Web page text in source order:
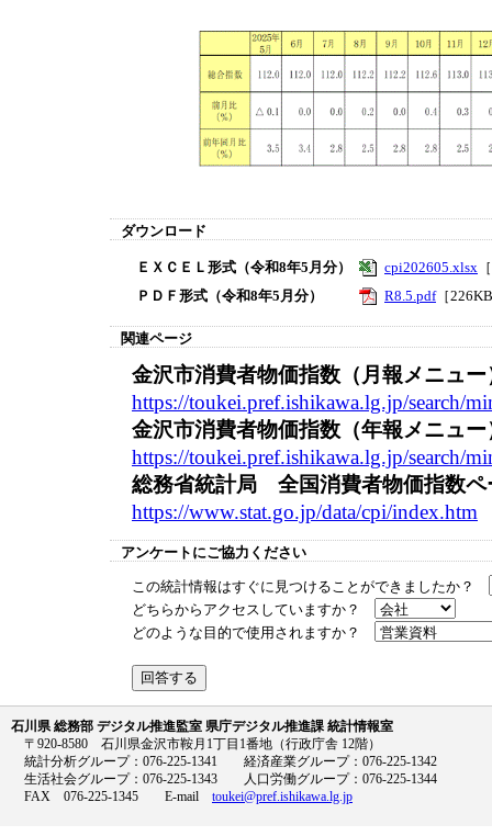
ダウンロード
ＥＸＣＥＬ形式（令和8年5月分） cpi202605.xlsx
ＰＤＦ形式（令和8年5月分）
R8.5.pdf［
関連ページ
金沢市消費者物価指数（月報メニュー
https://toukei.pref.ishikawa.lg.jp/search/
金沢市消費者物価指数（年報メニュー
https://toukei.pref.ishikawa.lg.jp/search/
総務省統計局 全国消費者物価指数ペ
https://www.stat.go.jp/data/cpi/index.htm
アンケートにご協力ください
この統計情報はすぐに見つけることができましたか？
どちらからアクセスしていますか？
どのような目的で使用されますか？
石川県 総務部 デジタル推進監室 県庁デジタル推進課 統計情報室
〒920-8580 石川県金沢市鞍月1丁目1番地（行政庁舎 12階）
統計分析グループ：076-225-1341 経済産業グループ：076-225-1342
生活社会グループ：076-225-1343 人口労働グループ：076-225-1344
FAX 076-225-1345 E-mail toukei@pref.ishikawa.lg.jp